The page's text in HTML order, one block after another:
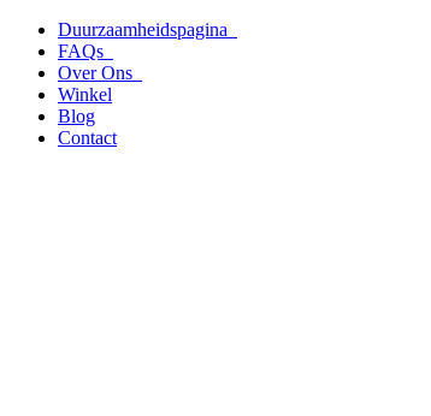
naar
inhoud
Duurzaamheidspagina
FAQs
Over Ons
Winkel
Blog
Contact